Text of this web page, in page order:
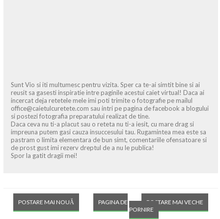
Sunt Vio si iti multumesc pentru vizita. Sper ca te-ai simtit bine si ai
reusit sa gasesti inspiratie intre paginile acestui caiet virtual! Daca ai
incercat deja retetele mele imi poti trimite o fotografie pe mailul
office@caietulcuretete.com sau intri pe pagina de facebook a blogului
si postezi fotografia preparatului realizat de tine.
Daca ceva nu ti-a placut sau o reteta nu ti-a iesit, cu mare drag si
impreuna putem gasi cauza insuccesului tau. Rugamintea mea este sa
pastram o limita elementara de bun simt, comentariile ofensatoare si
de prost gust imi rezerv dreptul de a nu le publica!
Spor la gatit dragii mei!
POSTARE MAI NOUĂ POSTARE MAI VECHE
PAGINA DE
PORNIRE